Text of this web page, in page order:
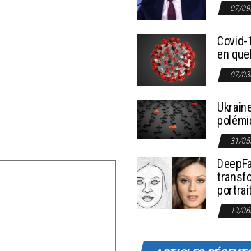
07/
en
07/
31/
19/